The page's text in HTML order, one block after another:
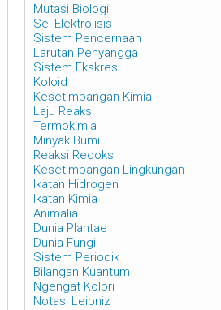
Mutasi Biologi
Sel Elektrolisis
Sistem Pencernaan
Larutan Penyangga
Sistem Ekskresi
Koloid
Kesetimbangan Kimia
Laju Reaksi
Termokimia
Minyak Bumi
Reaksi Redoks
Kesetimbangan Lingkungan
Ikatan Hidrogen
Ikatan Kimia
Animalia
Dunia Plantae
Dunia Fungi
Sistem Periodik
Bilangan Kuantum
Ngengat Kolbri
Notasi Leibniz